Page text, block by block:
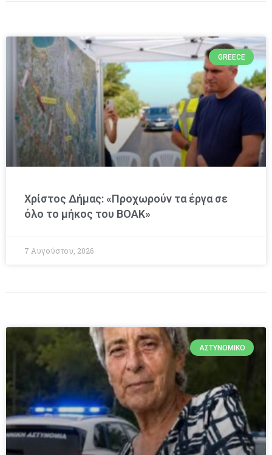
GREECE
Χρίστος Δήμας: «Προχωρούν τα έργα σε
όλο το μήκος του ΒΟΑΚ»
7 Αυγούστου, 2026
ΑΣΤΥΝΟΜΙΚΌ